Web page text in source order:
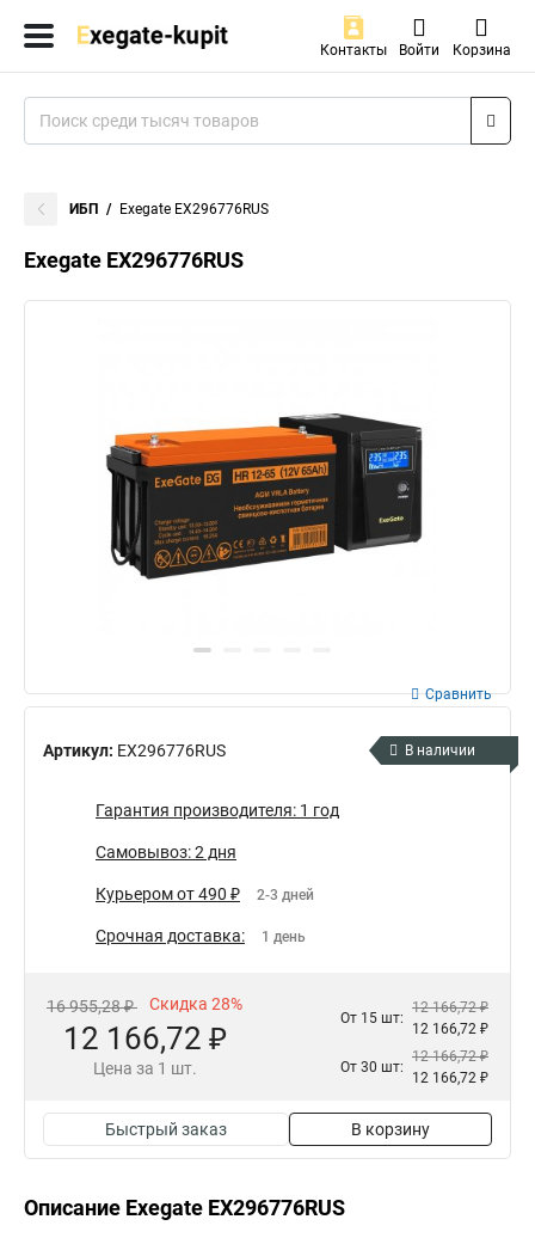
Контакты Войти Корзина
ИБП Exegate EX296776RUS
Exegate EX296776RUS
Артикул: EX296776RUS
Сравнить
В наличии
Гарантия производителя: 1 год
Самовывоз: 2 дня
Курьером от 490 ₽ 2-3 дней
Срочная доставка: 1 день
16 955,28 ₽ Скидка 28%
12 166,72 ₽
Цена за 1 шт.
От 15 шт:
12 166,72 ₽
12 166,72 ₽
От 30 шт:
12 166,72 ₽
12 166,72 ₽
Быстрый заказ В корзину
Описание Exegate EX296776RUS